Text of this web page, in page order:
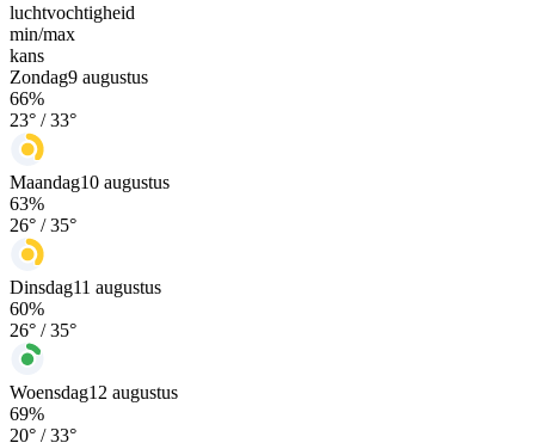
luchtvochtigheid
min/max
kans
Zondag9 augustus
66%
23° /33°
Maandag10 augustus
63%
26° /35°
Dinsdag11 augustus
60%
26° /35°
Woensdag12 augustus
69%
20° /33°